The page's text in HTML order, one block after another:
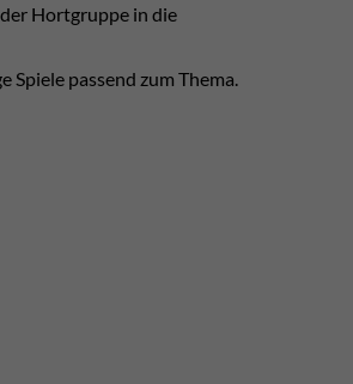
Hortgruppe in die
passend zum Thema.